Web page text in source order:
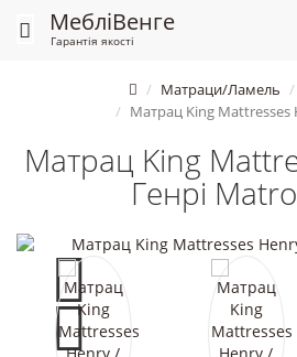
МебліВенге
Гарантія якості
Матраци/Ламель
Матрац King Mattresses
Матрац King
Генрі